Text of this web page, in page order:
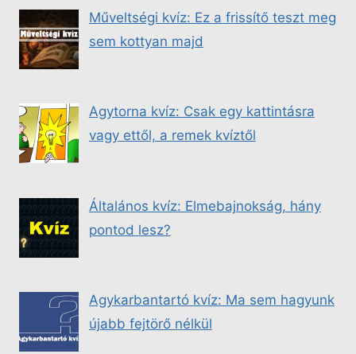
Műveltségi kvíz: Ez a frissítő teszt meg
sem kottyan majd
Agytorna kvíz: Csak egy kattintásra
vagy ettől, a remek kvíztől
Általános kvíz: Elmebajnokság, hány
pontod lesz?
Agykarbantartó kvíz: Ma sem hagyunk
újabb fejtörő nélkül